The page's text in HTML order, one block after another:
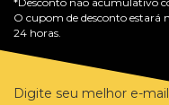
O cupom de desconto estará
24 horas.
Digite seu melhor e-mail